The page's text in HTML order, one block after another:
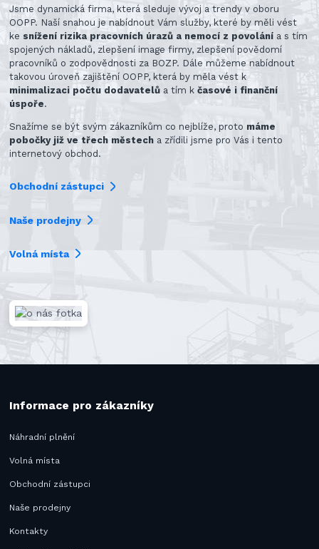
Jsme dynamická firma, která sleduje vývoj a trendy v oboru
OOPP. Naší snahou je nabídnout Vám služby, které by měli vést
ke snížení rizika pracovních úrazů a nemocí z povolání a s tím
spojených nákladů, zlepšení image firmy, zlepšení povědomí
pracovníků o zodpovědnosti za BOZP. Dále můžeme nabídnout
takovou úroveň zajištění OOPP, která by měla vést k
minimalizaci počtu dodavatelů a tím kčasové i finanční
úspoře.
Snažíme se být svým zákazníkům co nejblíže, proto máme
pobočky již ve třech městech a zřídili jsme pro Vás i tento
internetový obchod.
Obchodní zástupci
Naše prodejny
Volná místa
Informace pro zákazníky
Náhradní plnění
Volná místa
Obchodní zástupci
Naše prodejny
Kontakty